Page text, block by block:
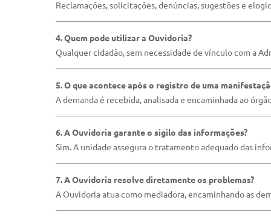
Reclamações, solicitações, denúncias, sugestões e
4. Quem pode utilizar a Ouvidoria?
Qualquer cidadão, sem necessidade de vínculo com a
5. O que acontece após o registro de uma
A demanda é recebida, analisada e encaminhada ao
6. A Ouvidoria garante o sigilo das informações?
Sim. A unidade assegura o tratamento adequado das
7. A Ouvidoria resolve diretamente os problemas?
A Ouvidoria atua como mediadora, encaminhando as